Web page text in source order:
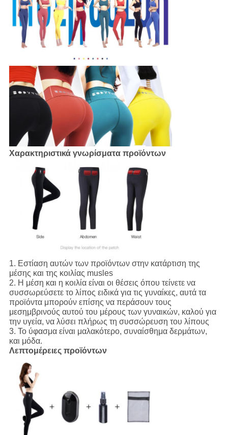
Χαρακτηριστικά γνωρίσματα προϊόντων
1. Εστίαση αυτών των προϊόντων στην κατάρτιση της
μέσης και της κοιλίας musles
2. Η μέση και η κοιλία είναι οι θέσεις όπου τείνετε να
συσσωρεύσετε το λίπος ειδικά για τις γυναίκες, αυτά τα
προϊόντα μπορούν επίσης να περάσουν τους
μεσημβρινούς αυτού του μέρους των γυναικών, καλού για
την υγεία, να λύσει πλήρως τη συσσώρευση του λίπους
3. Το ύφασμα είναι μαλακότερο, συναίσθημα δερμάτων,
και μόδα.
Λεπτομέρειες προϊόντων